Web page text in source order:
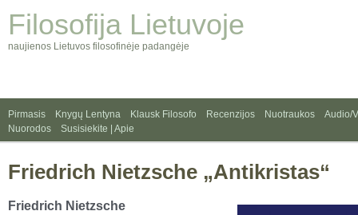
Filosofija Lietuvoje
naujienos Lietuvos filosofinėje padangėje
Pirmasis Knygų Lentyna Klausk Filosofo Recenzijos Nuotraukos
Audio/
Nuorodos
Susisiekite | Apie
Friedrich Nietzsche „Antikristas“
Friedrich Nietzsche